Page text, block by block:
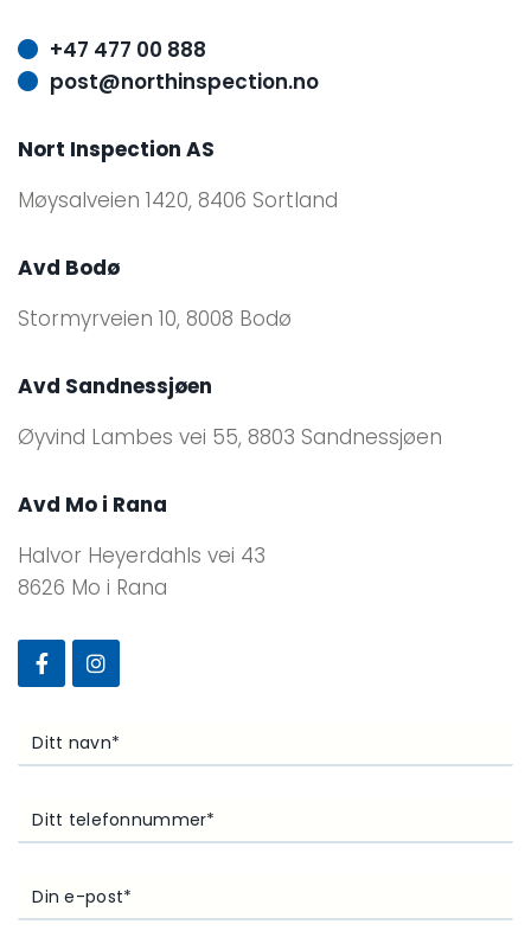
 +47 477 00 888
 post@northinspection.no
Nort Inspection AS
Møysalveien 1420, 8406 Sortland
Avd Bodø
Stormyrveien 10, 8008 Bodø
Avd Sandnessjøen
Øyvind Lambes vei 55, 8803 Sandnessjøen
Avd Mo i Rana
Halvor Heyerdahls vei 43
8626 Mo i Rana